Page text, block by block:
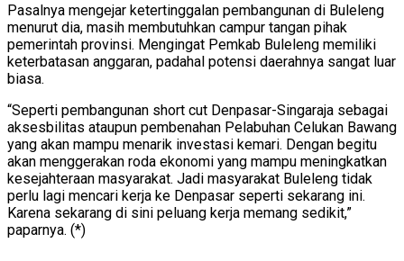
Pasalnya mengejar ketertinggalan pembangunan di Buleleng
menurut dia, masih membutuhkan campur tangan pihak
pemerintah provinsi. Mengingat Pemkab Buleleng memiliki
keterbatasan anggaran, padahal potensi daerahnya sangat luar
biasa.
“Seperti pembangunan short cut Denpasar-Singaraja sebagai
aksesbilitas ataupun pembenahan Pelabuhan Celukan Bawang
yang akan mampu menarik investasi kemari. Dengan begitu
akan menggerakan roda ekonomi yang mampu meningkatkan
kesejahteraan masyarakat. Jadi masyarakat Buleleng tidak
perlu lagi mencari kerja ke Denpasar seperti sekarang ini.
Karena sekarang di sini peluang kerja memang sedikit,”
paparnya. (*)